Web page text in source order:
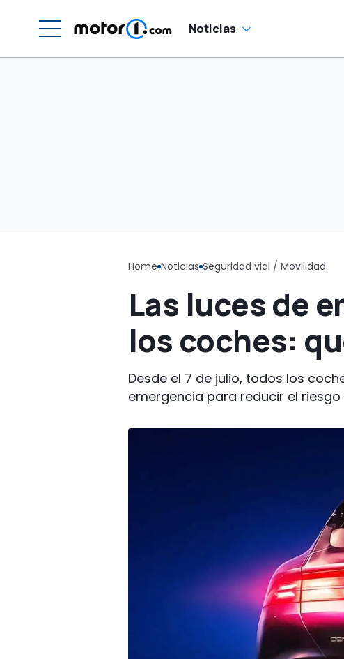
Noticias
Home Noticias Seguridad vial / Movilidad
Las luces de
los coches:
Desde el 7 de julio, todos los
emergencia para reducir el